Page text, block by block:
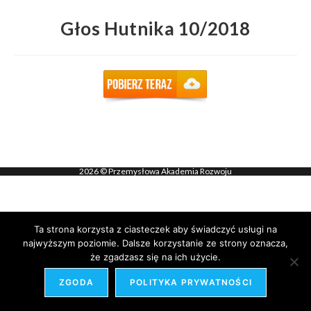
Głos Hutnika 10/2018
2026 © Przemysłowa Akademia Rozwoju
Ta strona korzysta z ciasteczek aby świadczyć usługi na
najwyższym poziomie. Dalsze korzystanie ze strony oznacza,
że zgadzasz się na ich użycie.
ZGODA POLITYKA PRYWATNOŚCI